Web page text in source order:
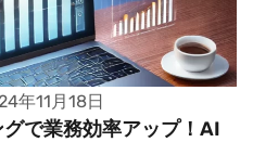
年11月18日
で業務効率アップ！AI